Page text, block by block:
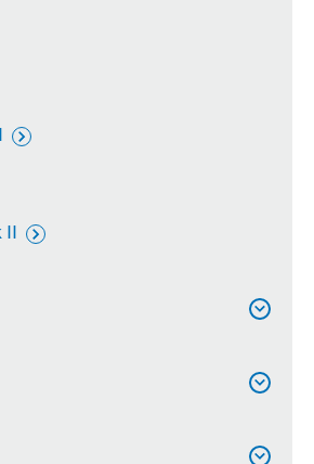

II 


